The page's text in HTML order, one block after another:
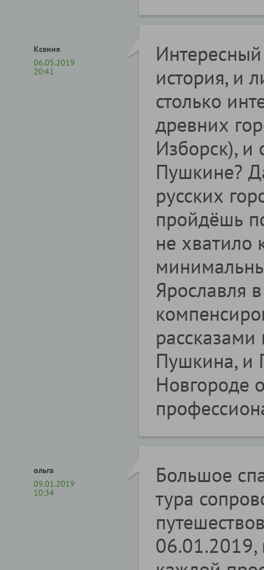
Ксения
06.05.2019
20:41
история, и
столько
древних
Изборск), и
Пушкине?
русских
пройдёшь
не хватило
Ярославля
Пушкина, и
Новгороде
ольга
09.01.2019
10:34
Большое
тура
06.01.2019,